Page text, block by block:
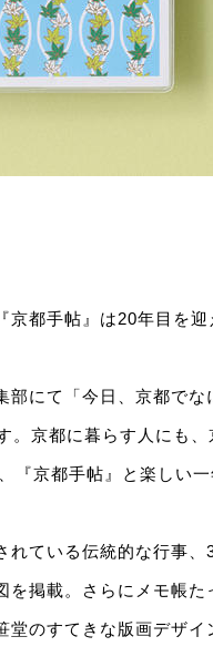
京都手帖』は20年目を迎
部にて「今日、京都で
。京都に暮らす人にも
『京都手帖』と楽しい一
れている伝統的な行事
を掲載。さらにメモ帳た
堂のすてきな版画デザ